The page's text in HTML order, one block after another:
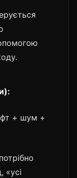
+ шум +
«усі